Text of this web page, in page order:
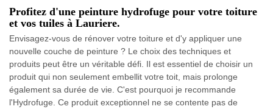
Profitez d'une peinture hydrofuge pour votre toiture
et vos tuiles à Lauriere.
Envisagez-vous de rénover votre toiture et d'y appliquer une
nouvelle couche de peinture ? Le choix des techniques et
produits peut être un véritable défi. Il est essentiel de choisir un
produit qui non seulement embellit votre toit, mais prolonge
également sa durée de vie. C'est pourquoi je recommande
l'Hydrofuge. Ce produit exceptionnel ne se contente pas de